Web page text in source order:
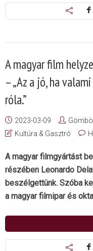
A magyar film
– „Az a jó, ha
róla.”
2023-03-09
Kultúra & Gasztró
A magyar filmgyártást
részében Leonardo
beszélgettünk. Szóba
a magyar filmipar és